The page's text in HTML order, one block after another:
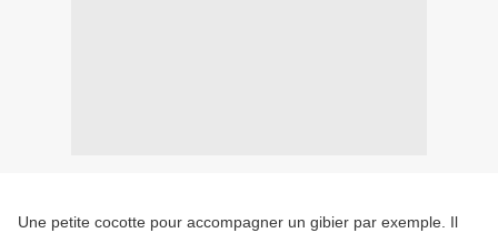
Une petite cocotte pour accompagner un gibier par exemple. Il